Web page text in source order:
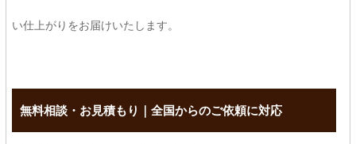
い仕上がりをお届けいたします。
無料相談・お見積もり｜全国からのご依頼に対応